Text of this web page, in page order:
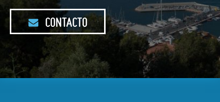
CONTACTO